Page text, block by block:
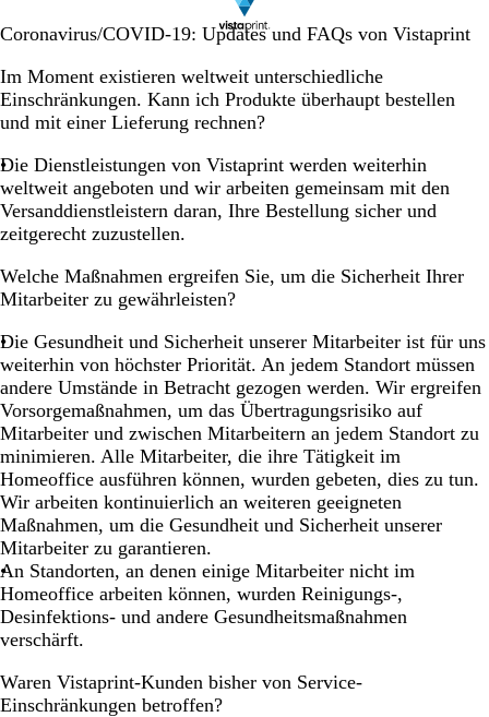
Coronavirus/COVID-19: Updates und FAQs von Vistaprint
Im Moment existieren weltweit unterschiedliche
Einschränkungen. Kann ich Produkte überhaupt bestellen
und mit einer Lieferung rechnen?
Die Dienstleistungen von Vistaprint werden weiterhin
weltweit angeboten und wir arbeiten gemeinsam mit den
Versanddienstleistern daran, Ihre Bestellung sicher und
zeitgerecht zuzustellen.
Welche Maßnahmen ergreifen Sie, um die Sicherheit Ihrer
Mitarbeiter zu gewährleisten?
Die Gesundheit und Sicherheit unserer Mitarbeiter ist für uns
weiterhin von höchster Priorität. An jedem Standort müssen
andere Umstände in Betracht gezogen werden. Wir ergreifen
Vorsorgemaßnahmen, um das Übertragungsrisiko auf
Mitarbeiter und zwischen Mitarbeitern an jedem Standort zu
minimieren. Alle Mitarbeiter, die ihre Tätigkeit im
Homeoffice ausführen können, wurden gebeten, dies zu tun.
Wir arbeiten kontinuierlich an weiteren geeigneten
Maßnahmen, um die Gesundheit und Sicherheit unserer
Mitarbeiter zu garantieren.
An Standorten, an denen einige Mitarbeiter nicht im
Homeoffice arbeiten können, wurden Reinigungs-,
Desinfektions- und andere Gesundheitsmaßnahmen
verschärft.
Waren Vistaprint-Kunden bisher von Service-
Einschränkungen betroffen?